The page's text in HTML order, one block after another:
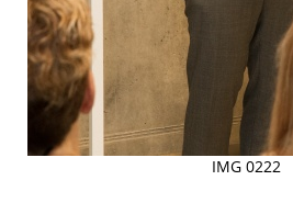
IMG 0222